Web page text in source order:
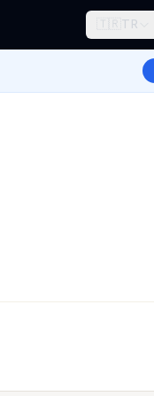
🇹🇷 TR